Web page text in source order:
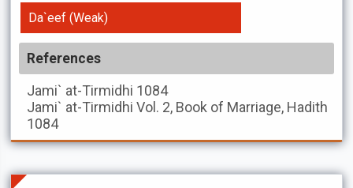
Da`eef (Weak)
References
Jami` at-Tirmidhi 1084
Jami` at-Tirmidhi Vol. 2, Book of Marriage, Hadith
1084